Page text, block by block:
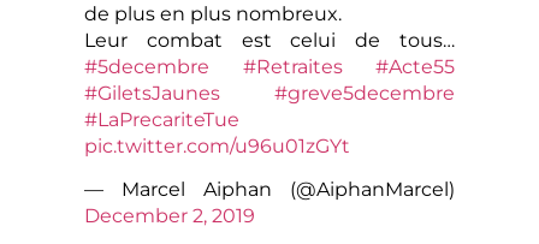
de plus en plus nombreux.
Leur combat est celui de tous…
#5decembre
#Retraites
#Acte55
#GiletsJaunes
#greve5decembre
#LaPrecariteTue
pic.twitter.com/u96u01zGYt
— Marcel Aiphan (@AiphanMarcel)
December 2, 2019